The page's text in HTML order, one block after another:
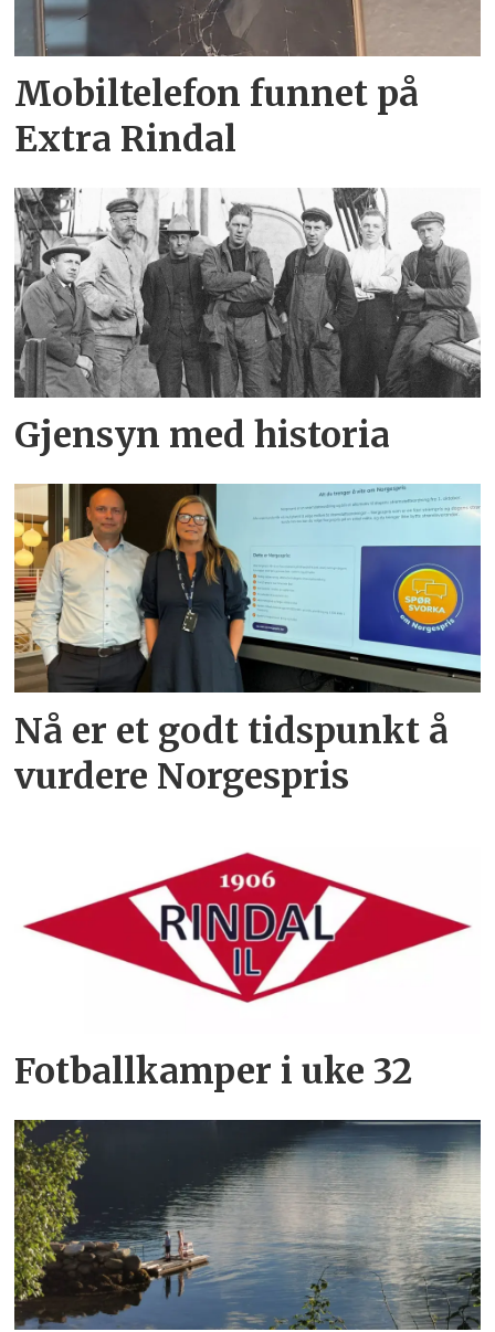
Mobiltelefon funnet på
Extra Rindal
Gjensyn med historia
Nå er et godt tidspunkt å
vurdere Norgespris
Fotballkamper i uke 32